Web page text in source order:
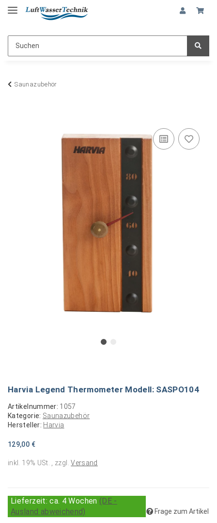
Saunazubehör
Harvia Legend Thermometer Modell: SASPO104
Artikelnummer: 1057
Kategorie: Saunazubehör
Hersteller: Harvia
129,00 €
inkl. 19% USt. , zzgl.Versand
Lieferzeit:ca. 4 Wochen(DE -
Ausland abweichend)
Frage zum Artikel